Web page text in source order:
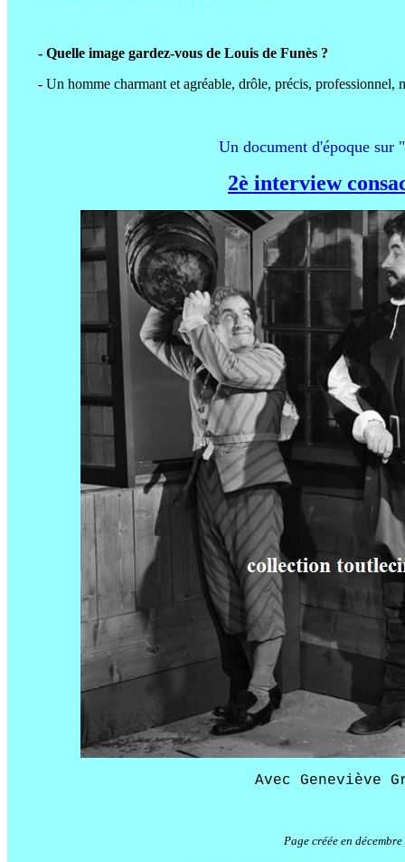
- Quelle image gardez-vous de Louis de Funès ?
- Un homme charmant et agréable, drôle, précis, professionnel,
Un document d'époque sur "
2è interview
Avec Geneviève
Page créée en